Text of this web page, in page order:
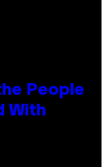
People
With